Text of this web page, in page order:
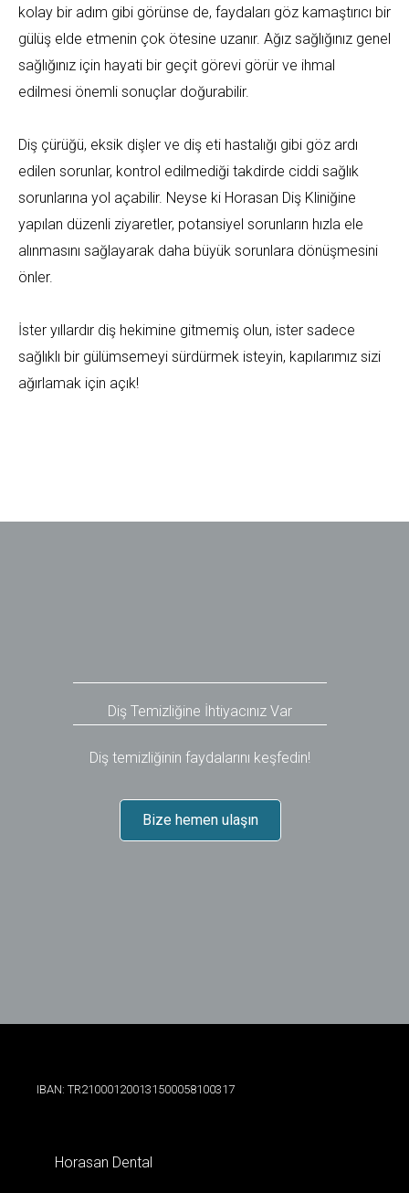
kolay bir adım gibi görünse de, faydaları göz kamaştırıcı bir
gülüş elde etmenin çok ötesine uzanır. Ağız sağlığınız genel
sağlığınız için hayati bir geçit görevi görür ve ihmal
edilmesi önemli sonuçlar doğurabilir.
Diş çürüğü, eksik dişler ve diş eti hastalığı gibi göz ardı
edilen sorunlar, kontrol edilmediği takdirde ciddi sağlık
sorunlarına yol açabilir. Neyse ki Horasan Diş Kliniğine
yapılan düzenli ziyaretler, potansiyel sorunların hızla ele
alınmasını sağlayarak daha büyük sorunlara dönüşmesini
önler.
İster yıllardır diş hekimine gitmemiş olun, ister sadece
sağlıklı bir gülümsemeyi sürdürmek isteyin, kapılarımız sizi
ağırlamak için açık!
Diş Temizliğine İhtiyacınız Var
Diş temizliğinin faydalarını keşfedin!
Bize hemen ulaşın
IBAN: TR210001200131500058100317
Horasan Dental